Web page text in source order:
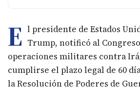
E l presidente de Estados
Trump, notificó al
operaciones militares contra
cumplirse el plazo legal de 60
la Resolución de Poderes de